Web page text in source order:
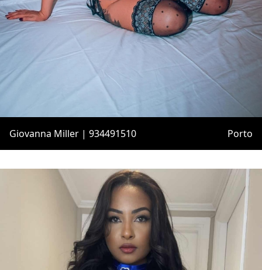
Giovanna Miller | 934491510 Porto